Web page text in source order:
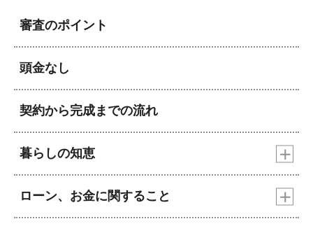
審査のポイント
頭金なし
契約から完成までの流れ
暮らしの知恵
ローン、お金に関すること